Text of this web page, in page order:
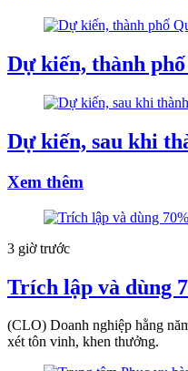
Dự kiến, thành
Dự kiến, sau khi
Xem thêm
3 giờ trước
Trích lập và dùng
(CLO) Doanh nghiệp hằng
xét tôn vinh, khen thưởng.